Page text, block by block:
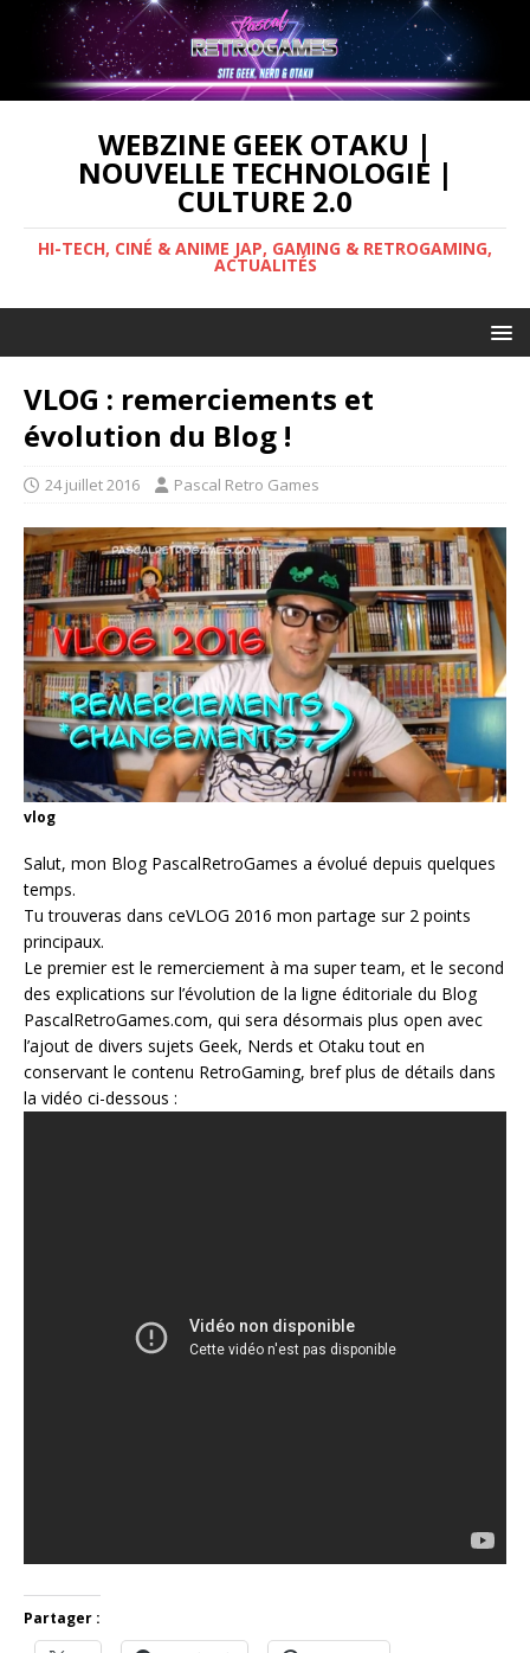
WEBZINE GEEK OTAKU |
NOUVELLE TECHNOLOGIE |
CULTURE 2.0
HI-TECH, CINÉ & ANIME JAP, GAMING & RETROGAMING,
ACTUALITÉS
VLOG : remerciements et
évolution du Blog !
24 juillet 2016 Pascal Retro Games
vlog
Salut, mon Blog PascalRetroGames a évolué depuis quelques
temps.
Tu trouveras dans ceVLOG 2016 mon partage sur 2 points
principaux.
Le premier est le remerciement à ma super team, et le second
des explications sur l’évolution de la ligne éditoriale du Blog
PascalRetroGames.com, qui sera désormais plus open avec
l’ajout de divers sujets Geek, Nerds et Otaku tout en
conservant le contenu RetroGaming, bref plus de détails dans
la vidéo ci-dessous :
Partager :